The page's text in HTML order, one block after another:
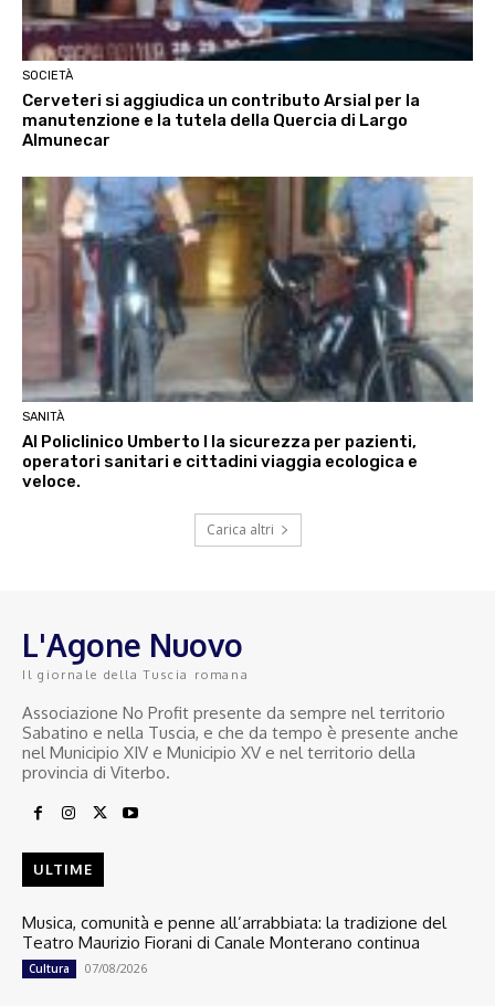
SOCIETÀ
Cerveteri si aggiudica un contributo Arsial per la
manutenzione e la tutela della Quercia di Largo
Almunecar
SANITÀ
Al Policlinico Umberto I la sicurezza per pazienti,
operatori sanitari e cittadini viaggia ecologica e
veloce.
Carica altri
L'Agone Nuovo
Il giornale della Tuscia romana
Associazione No Profit presente da sempre nel territorio
Sabatino e nella Tuscia, e che da tempo è presente anche
nel Municipio XIV e Municipio XV e nel territorio della
provincia di Viterbo.
ULTIME
Musica, comunità e penne all’arrabbiata: la tradizione del
Teatro Maurizio Fiorani di Canale Monterano continua
Cultura 07/08/2026